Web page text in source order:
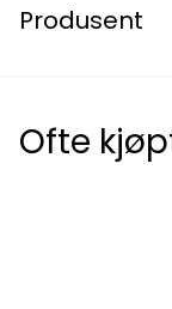
Produsent
Ofte